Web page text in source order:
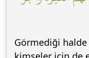
Görmediği